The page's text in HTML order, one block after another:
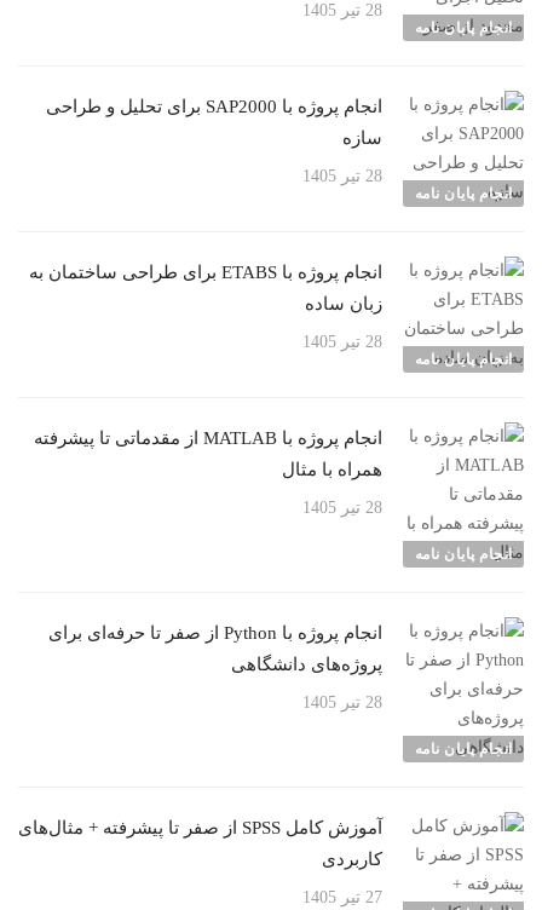
انجام پایان نامه
28 تیر 1405
انجام پایان نامه
انجام پروژه با SAP2000 برای تحلیل و طراحی
سازه
28 تیر 1405
انجام پایان نامه
انجام پروژه با ETABS برای طراحی ساختمان به
زبان ساده
28 تیر 1405
انجام پایان نامه
انجام پروژه با MATLAB از مقدماتی تا پیشرفته
همراه با مثال
28 تیر 1405
انجام پایان نامه
انجام پروژه با Python از صفر تا حرفه‌ای برای
پروژه‌های دانشگاهی
28 تیر 1405
آموزش کامل SPSS از صفر تا پیشرفته + مثال‌های
کاربردی
27 تیر 1405